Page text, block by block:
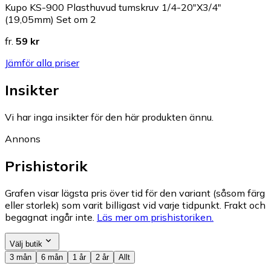
Kupo KS-900 Plasthuvud tumskruv 1/4-20"X3/4"
(19,05mm) Set om 2
fr. 59 kr
Jämför alla priser
Insikter
Vi har inga insikter för den här produkten ännu.
Annons
Prishistorik
Grafen visar lägsta pris över tid för den variant (såsom färg
eller storlek) som varit billigast vid varje tidpunkt. Frakt och
begagnat ingår inte. Läs mer om prishistoriken.
Välj butik
3 mån
6 mån 1 år 2 år Allt